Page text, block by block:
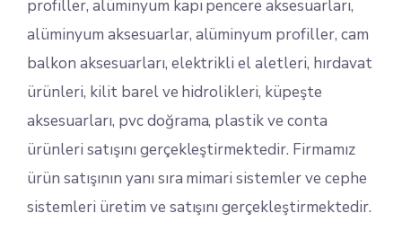
profiller, alüminyum kapı pencere aksesuarları,
alüminyum aksesuarlar, alüminyum profiller, cam
balkon aksesuarları, elektrikli el aletleri, hırdavat
ürünleri, kilit barel ve hidrolikleri, küpeşte
aksesuarları, pvc doğrama, plastik ve conta
ürünleri satışını gerçekleştirmektedir. Firmamız
ürün satışının yanı sıra mimari sistemler ve cephe
sistemleri üretim ve satışını gerçekleştirmektedir.